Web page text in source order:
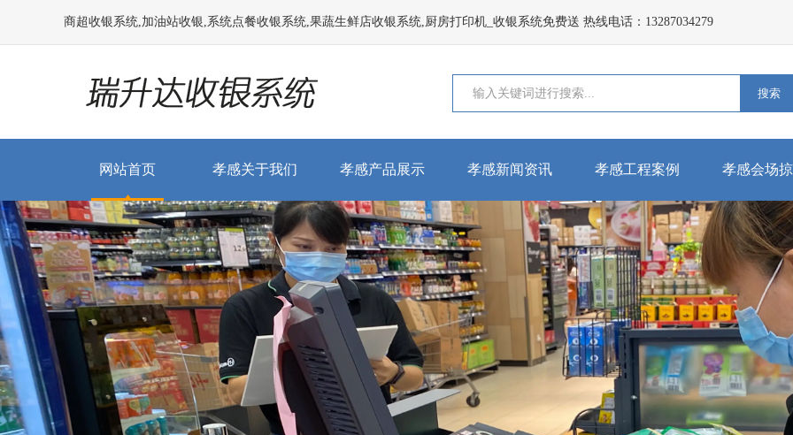
商超收银系统,加油站收银,系统点餐收银系统,果蔬生鲜店收银系统,厨房打印机_收银系统免费送 热线电话：13287034279
搜索
网站首页 孝感关于我们 孝感产品展示 孝感新闻资讯 孝感工程案例 孝感会场